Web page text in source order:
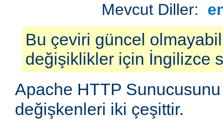
Mevcut Diller:
Bu çeviri güncel
değişiklikler için İngilizce
Apache HTTP
değişkenleri iki çeşittir.